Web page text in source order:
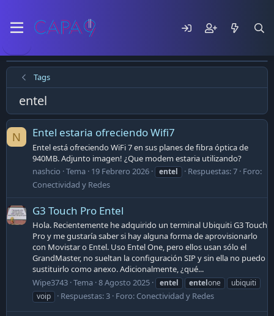
Tags
entel
N Entel estaria ofreciendo Wifi7
Entel está ofreciendo WiFi 7 en sus planes de fibra óptica de
940MB. Adjunto imagen! ¿Que modem estaria utilizando?
nashcio Tema 19 Febrero 2026 entel Respuestas: 7 Foro:
Conectividad y Redes
G3 Touch Pro Entel
Hola. Recientemente he adquirido un terminal Ubiquiti G3 Touch
Pro y me gustaría saber si hay alguna forma de aprovisionarlo
con Movistar o Entel. Uso Entel One, pero ellos usan sólo el
GrandMaster, no sueltan la configuración SIP y sin ella no puedo
sustituirlo como anexo. Adicionalmente, ¿qué...
Wipe3743 Tema 8 Agosto 2025 entel entelone
ubiquiti
voip
Respuestas: 3 Foro: Conectividad y Redes